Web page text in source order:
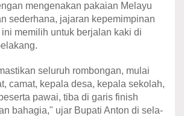
mengenakan pakaian Melayu
sederhana, jajaran kepemimpinan
memilih untuk berjalan kaki di
seluruh rombongan, mulai
camat, kepala desa, kepala sekolah,
pawai, tiba di garis finish
bahagia," ujar Bupati Anton di sela-